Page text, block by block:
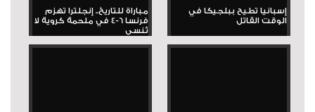
إسبانيا تطيح ببلجيكا في
الوقت القاتل
مباراة للتاريخ.. إنجلترا تهزم
فرنسا 6-4 في ملحمة كروية لا
تُنسى